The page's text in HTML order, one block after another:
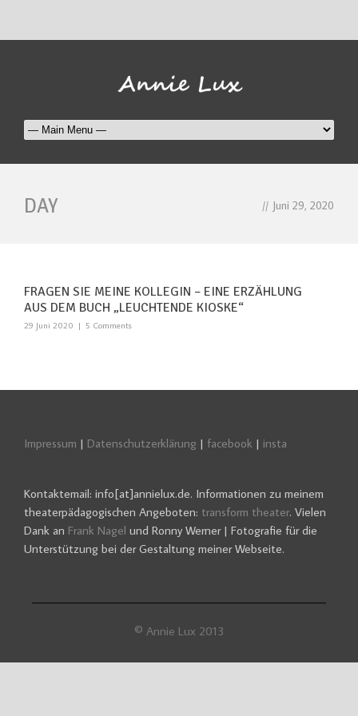
DAY // Juni 29, 2020
FRAGEN SIE MEINE KOLLEGIN – EINE ERZÄHLUNG
AUS DEM BUCH „LEUCHTENDE KIOSKE“
29 Juni 2020 | 5 Comments
Impressum | Datenschutzerklärung | facebook | insta
Kontaktemail: info[at]annielux.de. Informationen zu meinem
theaterpädagogischen Angeboten: transform theater. Vielen
Dank an Frank Nagel und Ronny Werner | Fotografie für die
Unterstützung bei der Gestaltung meiner Webseite.
© Annie Lux 2013